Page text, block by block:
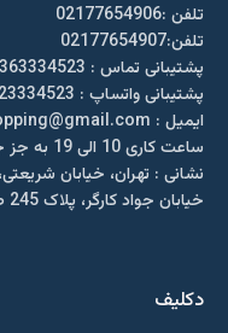
تلفن :02177654906
تلفن:02177654907
پشتیبانی تماس : 09363334523
پشتیبانی واتساپ : 09123334523
ايميل : thecliffshopping@gmail.com
ساعت کاری 10 الی 19 به جز جمعه و روزهای تعطیل رسمی
نشانی : تهران، خیابان
خیابان جواد کارگر، پلاک 245 طبقه چهارم واحد 17
دکلیف​